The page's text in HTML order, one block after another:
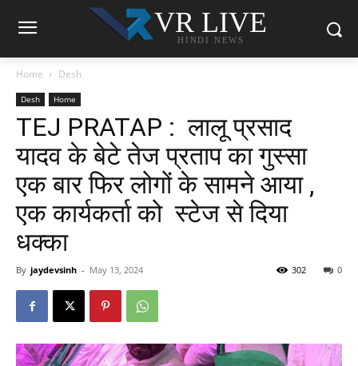
VR LIVE
HINDI NEWS
Home Desh
Desh Home
TEJ PRATAP : लालू प्रसाद
यादव के बेटे तेज प्रताप का गुस्सा
एक बार फिर लोगों के सामने आया ,
एक कार्यकर्ता को स्टेज से दिया
धक्का
By jaydevsinh - May 13, 2024 0
302